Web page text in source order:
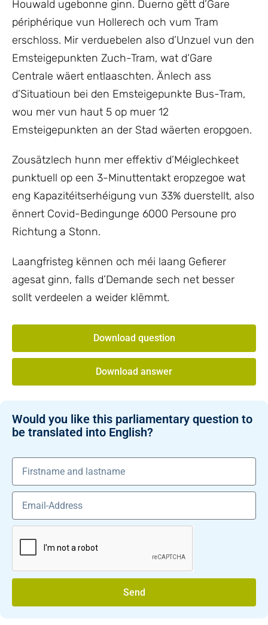
Houwald ugebonne ginn. Duerno gëtt d’Gare
périphérique vun Hollerech och vum Tram
erschloss. Mir verduebelen also d’Unzuel vun den
Emsteigepunkten Zuch-Tram, wat d‘Gare
Centrale wäert entlaaschten. Änlech ass
d’Situatioun bei den Emsteigepunkte Bus-Tram,
wou mer vun haut 5 op muer 12
Emsteigepunkten an der Stad wäerten eropgoen.
Zousätzlech hunn mer effektiv d’Méiglechkeet
punktuell op een 3-Minuttentakt eropzegoe wat
eng Kapazitéitserhéigung vun 33% duerstellt, also
ënnert Covid-Bedingunge 6000 Persoune pro
Richtung a Stonn.
Laangfristeg kënnen och méi laang Gefierer
agesat ginn, falls d’Demande sech net besser
sollt verdeelen a weider klëmmt.
Download question
Download answer
Would you like this parliamentary question to
be translated into English?
Send